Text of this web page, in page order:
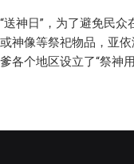
神日”，为了避免民众
神像等祭祀物品，亚依
各个地区设立了“祭神用